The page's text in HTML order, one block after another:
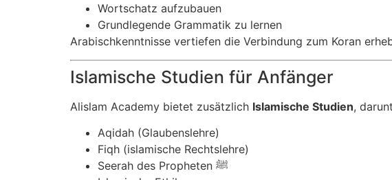
Wortschatz aufzubauen
Grundlegende Grammatik zu lernen
Arabischkenntnisse vertiefen die Verbindung zum Koran
Islamische Studien für Anfänger
Alislam Academy bietet zusätzlich Islamische Studien,
Aqidah (Glaubenslehre)
Fiqh (islamische Rechtslehre)
Seerah des Propheten ﷺ